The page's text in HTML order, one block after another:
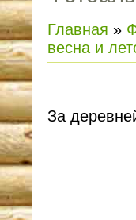
Главная »
весна и
За